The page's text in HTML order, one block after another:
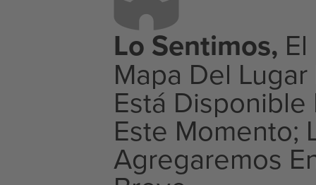
Lo Sentimos, El
Mapa Del Lugar
Está Disponible
Este Momento;
Agregaremos